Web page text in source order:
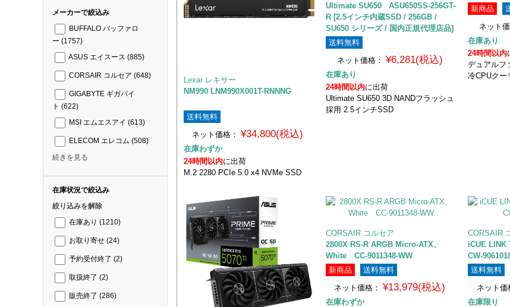
メーカーで絞込み
BUFFALO バッファロ
ー (1757)
ASUS エイスース (885)
CORSAIR コルセア (648)
GIGABYTE ギガバイ
ト (622)
MSI エムエスアイ (613)
ELECOM エレコム (508)
続きを見る
在庫状況で絞込み
絞り込みを解除
在庫あり (1210)
お取り寄せ (24)
予約受付終了 (2)
取扱終了 (2)
販売終了 (286)
Lexar レキサー
NM990 LNM990X001T-RNNNG
送料無料
ネット価格：
¥34,800(税込)
在庫わずか
24時間以内に出荷
M.2 2280 PCIe 5.0 x4 NVMe SSD
Ultimate SU650 ASU650SS-256GT-
R [2.5インチ内蔵SSD / 256GB /
SU650 シリーズ / 国内正規代理店品]
送料無料
ネット価格： ¥6,281(税込)
在庫あり
24時間以内に出荷
Ultimate SU650 3D NANDフラッシュ
採用 2.5インチSSD
新商品
ネット価
在庫あり
24時間以内
デュアルフ
冷CPUクー
CORSAIR コルセア
2800X RS-R ARGB Micro-ATX、
White CC-9011348-WW
新商品
送料無料
ネット価格：
¥13,979(税込)
在庫わずか
CORSAIR
iCUE LINK
CW-
送料無料
ネット価
在庫限り